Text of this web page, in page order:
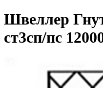
Швеллер
ст3сп/пс